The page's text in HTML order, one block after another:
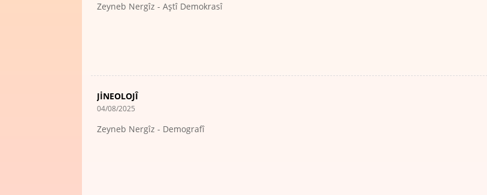
Zeyneb Nergîz - Aştî Demokrasî
JİNEOLOJÎ
04/08/2025
Zeyneb Nergîz - Demografî